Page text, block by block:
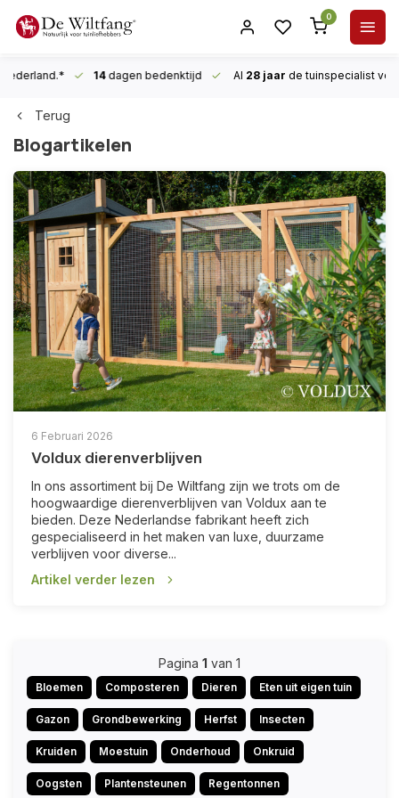
0
14dagen bedenktijd Al 28 jaar de tuinspecialist
Terug
Blogartikelen
6 Februari 2026
Voldux dierenverblijven
In ons assortiment bij De Wiltfang zijn we trots om de
hoogwaardige dierenverblijven van Voldux aan te
bieden. Deze Nederlandse fabrikant heeft zich
gespecialiseerd in het maken van luxe, duurzame
verblijven voor diverse...
Artikel verder lezen
Pagina 1 van 1
Bloemen Composteren Dieren Eten uit eigen tuin
Gazon Grondbewerking Herfst Insecten
Kruiden Moestuin Onderhoud Onkruid
Oogsten Plantensteunen Regentonnen